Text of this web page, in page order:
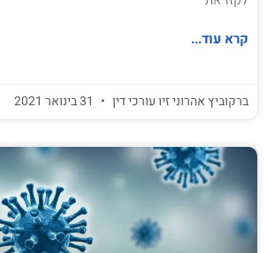
קרא עוד...
ברקוביץ אהרוני זיו עורכי דין